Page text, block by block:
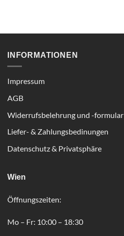
INFORMATIONEN
Impressum
AGB
Widerrufsbelehrung und -formular
Liefer- & Zahlungsbedinungen
Datenschutz & Privatsphäre
Wien
Öffnungszeiten:
Mo – Fr: 10:00 – 18:30